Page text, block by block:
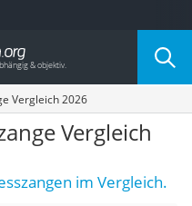
Vergleich 2026
Vergleich
im Vergleich.